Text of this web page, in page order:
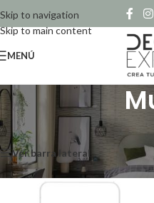
Skip to navigation
Skip to main content
MENÚ
Inicio/ Productos etiquetados
Ver barra lateral